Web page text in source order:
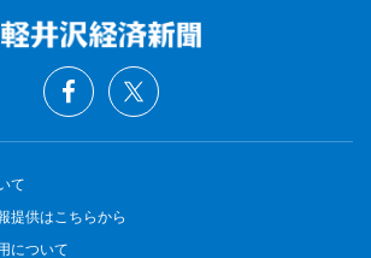
て
提供はこちらから
について